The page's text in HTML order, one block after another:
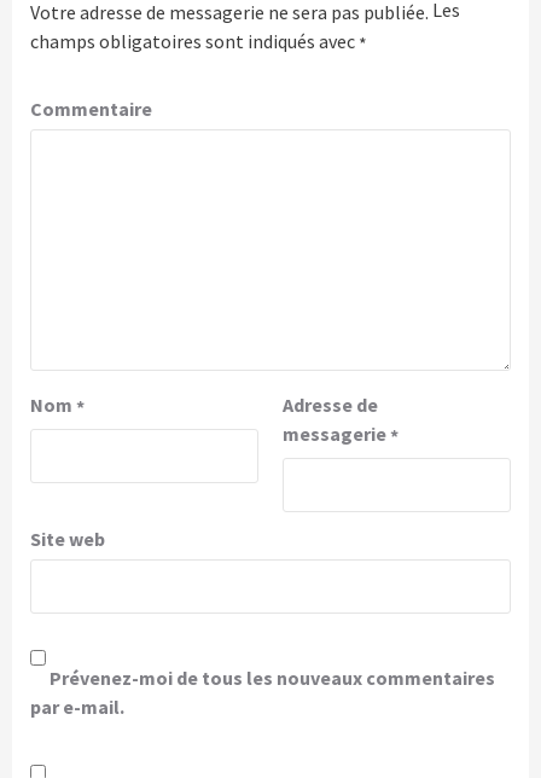
Votre adresse de messagerie ne sera pas publiée. Les
champs obligatoires sont indiqués avec *
Commentaire
Nom *
Adresse de
messagerie*
Site web
Prévenez-moi de tous les nouveaux commentaires
par e-mail.